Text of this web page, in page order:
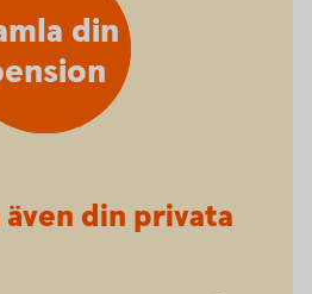
din
din privata